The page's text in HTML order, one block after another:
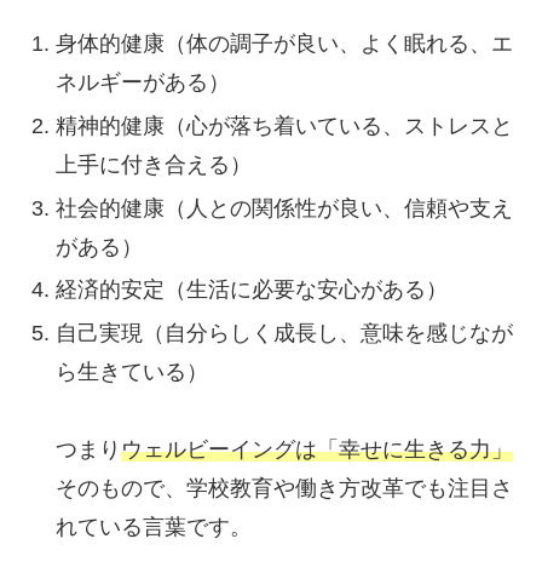
身体的健康（体の調子が良い、よく眠れる、エ
ネルギーがある）
精神的健康（心が落ち着いている、ストレスと
上手に付き合える）
社会的健康（人との関係性が良い、信頼や支え
がある）
経済的安定（生活に必要な安心がある）
自己実現（自分らしく成長し、意味を感じなが
ら生きている）
つまり ウェルビーイングは「幸せに生きる力」
そのもので、学校教育や働き方改革でも注目さ
れている言葉です。